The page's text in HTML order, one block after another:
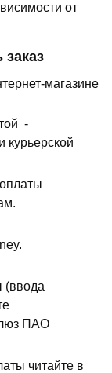
от
магазине
-
курьерской
(ввода
ПАО
читайте в